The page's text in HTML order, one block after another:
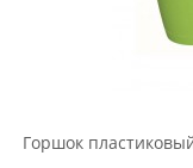
Горшок